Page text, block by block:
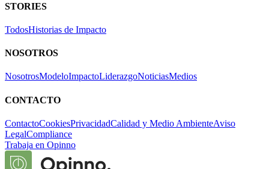
STORIES
TodosHistorias de Impacto
NOSOTROS
NosotrosModeloImpactoLiderazgoNoticiasMedios
CONTACTO
ContactoCookiesPrivacidadCalidad y Medio AmbienteAviso
LegalCompliance
Trabaja en Opinno